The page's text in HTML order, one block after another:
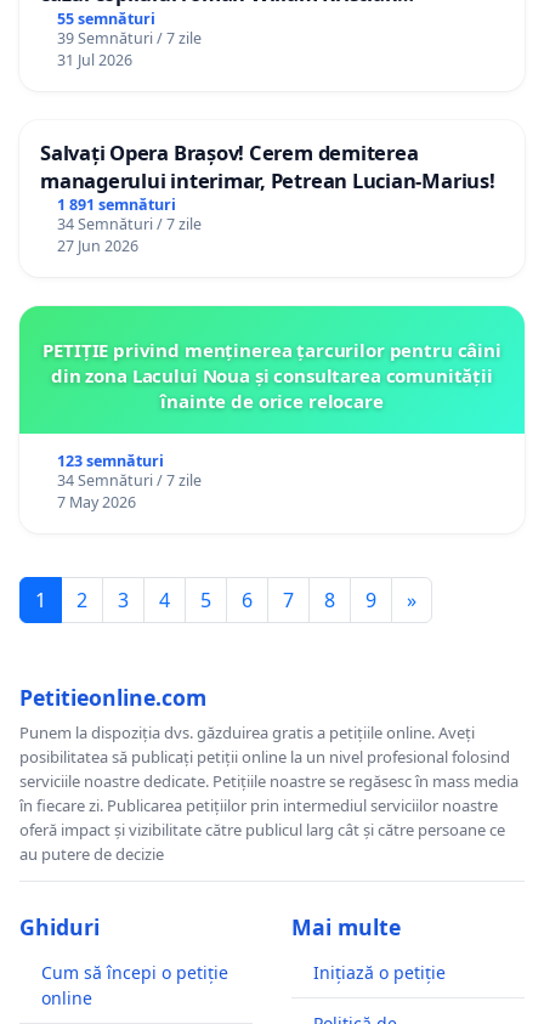
Gheorghe, aflat în plasament în Danemarca de
12 ani
55 semnături
39 Semnături / 7 zile
31 Jul 2026
Salvați Opera Brașov! Cerem demiterea
managerului interimar, Petrean Lucian-Marius!
1 891 semnături
34 Semnături / 7 zile
27 Jun 2026
PETIȚIE privind menținerea țarcurilor pentru câini
din zona Lacului Noua și consultarea comunității
înainte de orice relocare
123 semnături
34 Semnături / 7 zile
7 May 2026
1 2 3 4 5 6 7 8 9 »
Petitieonline.com
Punem la dispoziția dvs. găzduirea gratis a petițiile online. Aveți
posibilitatea să publicați petiții online la un nivel profesional folosind
serviciile noastre dedicate. Petițiile noastre se regăsesc în mass media
în fiecare zi. Publicarea petițiilor prin intermediul serviciilor noastre
oferă impact și vizibilitate către publicul larg cât și către persoane ce
au putere de decizie
Ghiduri
Cum să începi o petiție
online
Mai multe
Inițiază o petiție